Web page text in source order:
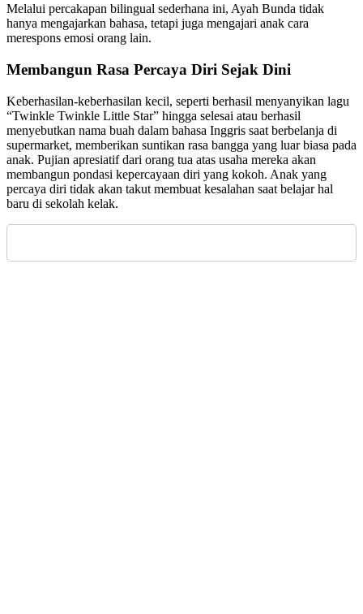
Melalui percakapan bilingual sederhana ini, Ayah Bunda tidak
hanya mengajarkan bahasa, tetapi juga mengajari anak cara
merespons emosi orang lain.
Membangun Rasa Percaya Diri Sejak Dini
Keberhasilan-keberhasilan kecil, seperti berhasil menyanyikan lagu
“Twinkle Twinkle Little Star” hingga selesai atau berhasil
menyebutkan nama buah dalam bahasa Inggris saat berbelanja di
supermarket, memberikan suntikan rasa bangga yang luar biasa pada
anak. Pujian apresiatif dari orang tua atas usaha mereka akan
membangun pondasi kepercayaan diri yang kokoh. Anak yang
percaya diri tidak akan takut membuat kesalahan saat belajar hal
baru di sekolah kelak.